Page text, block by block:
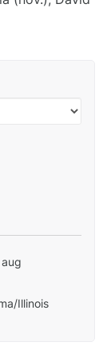
Illinois